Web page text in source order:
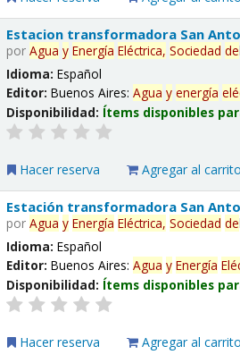
Estacion transformadora San
porAgua y Energía Eléctrica, Sociedad de
Idioma:Español
Editor:Buenos Aires:Agua y energía
Disponibilidad: Ítems disponibles
Hacer reserva Agregar al carrito
Estación transformadora San
porAgua y Energía Eléctrica, Sociedad de
Idioma:Español
Editor:Buenos Aires:Agua y Energía
Disponibilidad: Ítems disponibles
Hacer reserva Agregar al carrito